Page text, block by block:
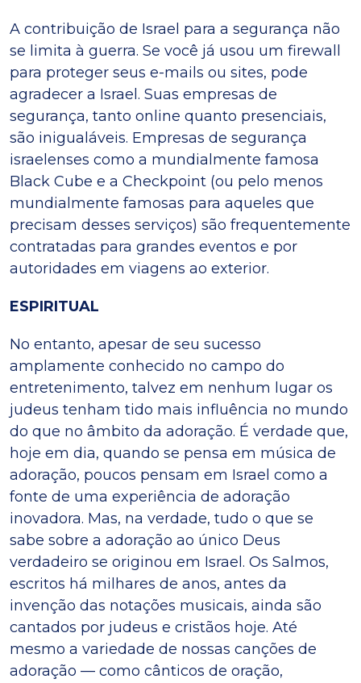
A contribuição de Israel para a segurança não
se limita à guerra. Se você já usou um firewall
para proteger seus e-mails ou sites, pode
agradecer a Israel. Suas empresas de
segurança, tanto online quanto presenciais,
são inigualáveis. Empresas de segurança
israelenses como a mundialmente famosa
Black Cube e a Checkpoint (ou pelo menos
mundialmente famosas para aqueles que
precisam desses serviços) são frequentemente
contratadas para grandes eventos e por
autoridades em viagens ao exterior.
ESPIRITUAL
No entanto, apesar de seu sucesso
amplamente conhecido no campo do
entretenimento, talvez em nenhum lugar os
judeus tenham tido mais influência no mundo
do que no âmbito da adoração. É verdade que,
hoje em dia, quando se pensa em música de
adoração, poucos pensam em Israel como a
fonte de uma experiência de adoração
inovadora. Mas, na verdade, tudo o que se
sabe sobre a adoração ao único Deus
verdadeiro se originou em Israel. Os Salmos,
escritos há milhares de anos, antes da
invenção das notações musicais, ainda são
cantados por judeus e cristãos hoje. Até
mesmo a variedade de nossas canções de
adoração — como cânticos de oração,